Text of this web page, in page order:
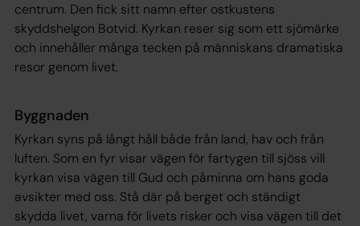
centrum. Den fick sitt namn efter ostkustens
skyddshelgon Botvid. Kyrkan reser sig som ett sjömärke
och innehåller många tecken på människans dramatiska
resor genom livet.
Byggnaden
Kyrkan syns på långt håll både från land, hav och från
luften. Som en fyr visar vägen för fartygen till sjöss vill
kyrkan visa vägen till Gud och påminna om hans goda
avsikter med oss. Stå där på berget och ständigt
skydda livet, varna för livets risker och visa vägen till det